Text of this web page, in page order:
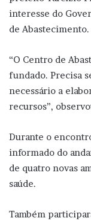
interesse do
de Abastecimento.
“O Centro de
fundado. Precisa
necessário a
recursos”,
Durante o
informado do
de quatro novas
saúde.
Também